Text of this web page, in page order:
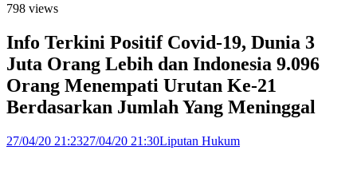
798 views
Info Terkini Positif Covid-19, Dunia 3
Juta Orang Lebih dan Indonesia 9.096
Orang Menempati Urutan Ke-21
Berdasarkan Jumlah Yang Meninggal
27/04/20 21:2327/04/20 21:30Liputan Hukum